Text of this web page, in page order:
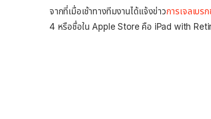
จากที่เมื่อเช้าทางทีมงานได้แจ้งข่าวการเจลเบร
4 หรือชื่อใน Apple Store คือ iPad with